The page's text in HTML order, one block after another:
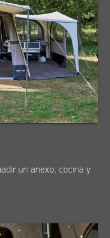
un anexo, cocina y